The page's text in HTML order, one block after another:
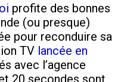
profite des bonnes
(ou presque)
pour reconduire sa
TV lancée en
avec l’agence
20 secondes sont